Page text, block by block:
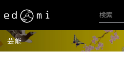
芸能